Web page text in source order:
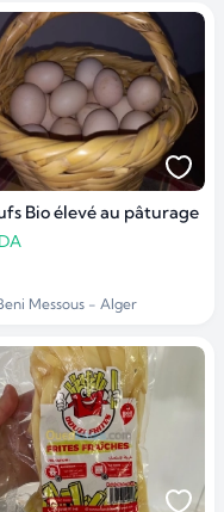
Bio élevé au pâturage
DA
Messous - Alger